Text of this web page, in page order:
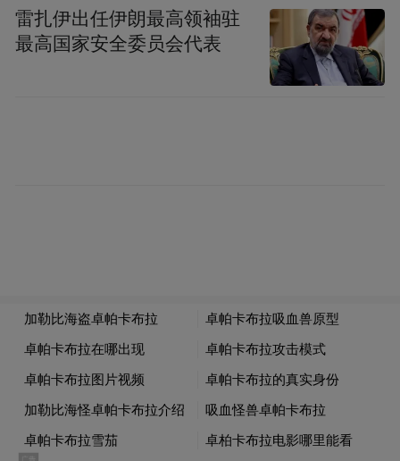
2021年全省天然气消费量达236.6亿立方米，
同比增长11%，创历史新高，消费量列全国
东省目前唯一在用的液化天然气接收终端，
市场范围覆盖山东、河北、江苏、河南等省
份。
自2014年投用以来，在2021年、2023年完成
两次扩建，投用世界最大、国内首台27万立
雷扎伊出任伊朗最高领袖驻
最高国家安全委员会代表